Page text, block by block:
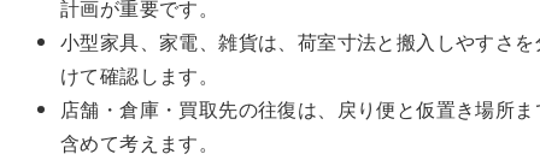
計画が重要です。
小型家具、家電、雑貨は、荷室寸法と搬入しやすさを
けて確認します。
店舗・倉庫・買取先の往復は、戻り便と仮置き場所ま
含めて考えます。